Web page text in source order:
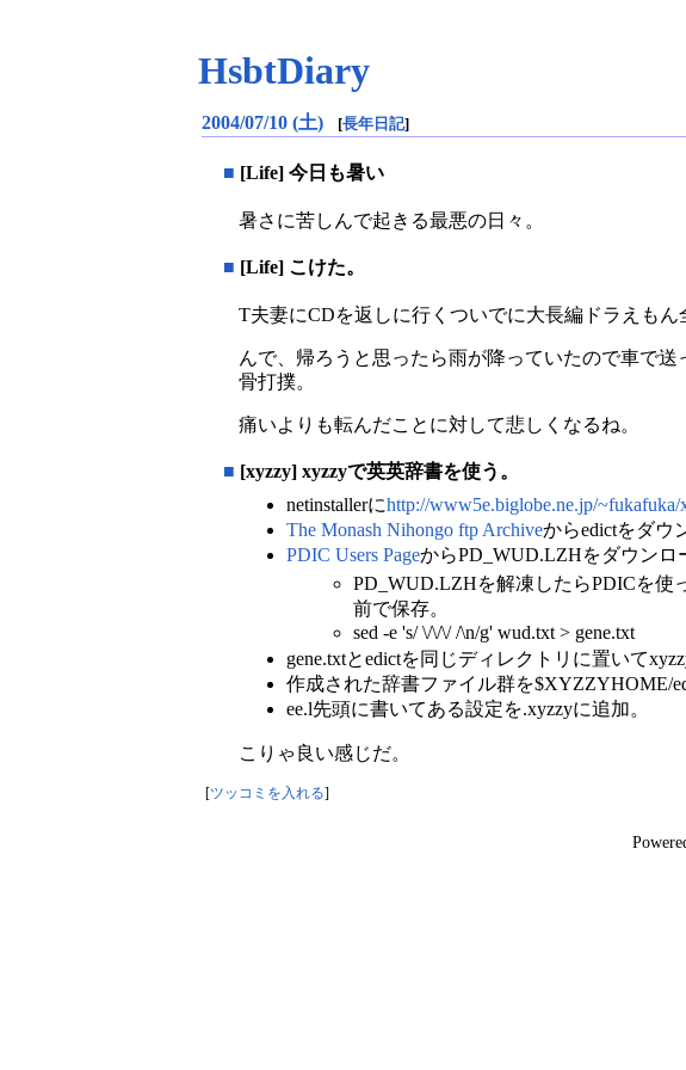
HsbtDiary
2004/07/10 (土) [長年日記]
■ [Life] 今日も暑い
暑さに苦しんで起きる最悪の日々。
■ [Life] こけた。
T夫妻にCDを返しに行くついでに大長編ドラえもん
んで、帰ろうと思ったら雨が降っていたので車で
骨打撲。
痛いよりも転んだことに対して悲しくなるね。
■ [xyzzy] xyzzyで英英辞書を使う。
netinstallerにhttp://www5e.biglobe.ne.jp/~fukafuka/
The Monash Nihongo ftp Archiveからedictをダウ
PDIC Users PageからPD_WUD.LZHをダウンロ
PD_WUD.LZHを解凍したらPDICを使
前で保存。
sed -e 's/ \/\/\/ /\n/g' wud.txt > gene.txt
gene.txtとedictを同じディレクトリに置いて
作成された辞書ファイル群を$XYZZYHOME/
ee.l先頭に書いてある設定を.xyzzyに追加。
こりゃ良い感じだ。
[ツッコミを入れる]